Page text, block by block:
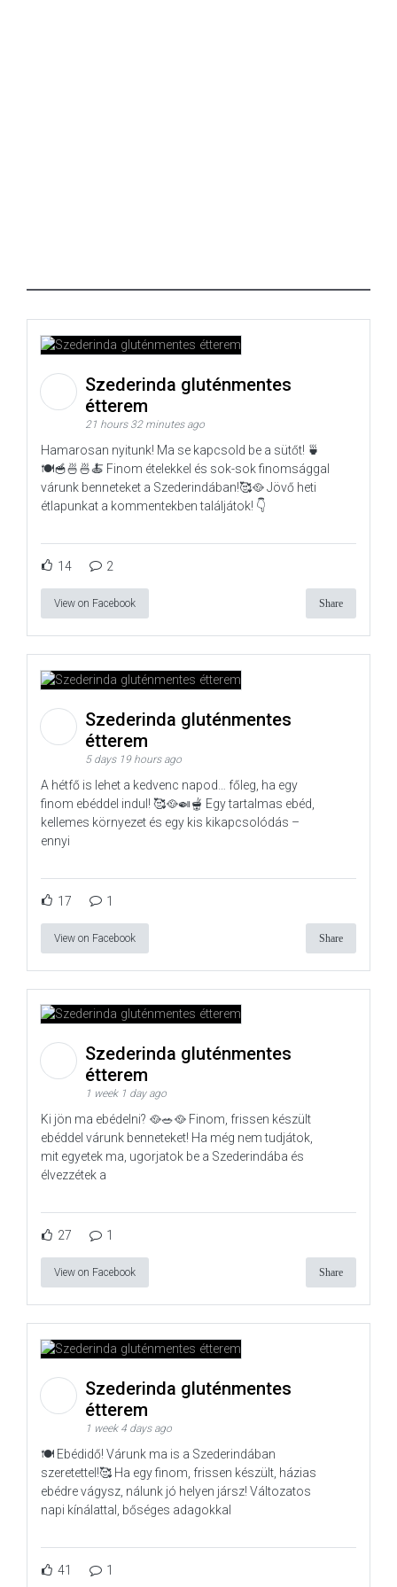
Szederinda gluténmentes
étterem
21 hours 32 minutes ago
Hamarosan nyitunk! Ma se kapcsold be a sütőt! 🍵
🍽️🥣🍜🍜🍝 Finom ételekkel és sok-sok finomsággal
várunk benneteket a Szederindában!🥰🥘 Jövő heti
étlapunkat a kommentekben találjátok! 👇
14 2
View on Facebook Share
Szederinda gluténmentes
étterem
5 days 19 hours ago
A hétfő is lehet a kedvenc napod… főleg, ha egy
finom ebéddel indul! 🥰🥘🍛🫕 Egy tartalmas ebéd,
kellemes környezet és egy kis kikapcsolódás –
ennyi
17 1
View on Facebook Share
Szederinda gluténmentes
étterem
1 week 1 day ago
Ki jön ma ebédelni? 🥘🥗🥘 Finom, frissen készült
ebéddel várunk benneteket! Ha még nem tudjátok,
mit egyetek ma, ugorjatok be a Szederindába és
élvezzétek a
27 1
View on Facebook Share
Szederinda gluténmentes
étterem
1 week 4 days ago
🍽️ Ebédidő! Várunk ma is a Szederindában
szeretettel!🥰 Ha egy finom, frissen készült, házias
ebédre vágysz, nálunk jó helyen jársz! Változatos
napi kínálattal, bőséges adagokkal
41 1